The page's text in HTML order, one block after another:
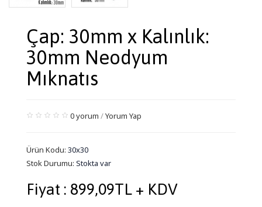
Çap: 30mm x Kalınlık:
30mm Neodyum
Mıknatıs
0 yorum /Yorum Yap
Ürün Kodu: 30x30
Stok Durumu: Stokta var
Fiyat : 899,09TL + KDV